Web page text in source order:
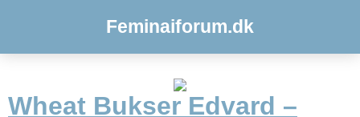
Feminaiforum.dk
Wheat Bukser Edvard –